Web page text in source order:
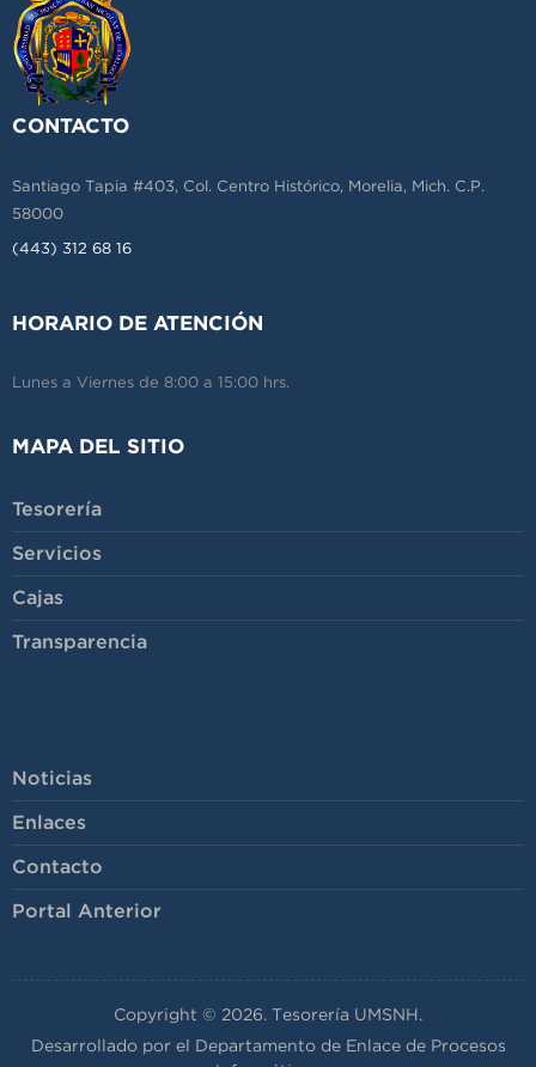
CONTACTO
Santiago Tapia #403, Col. Centro Histórico, Morelia, Mich. C.P.
58000
(443) 312 68 16
HORARIO DE ATENCIÓN
Lunes a Viernes de 8:00 a 15:00 hrs.
MAPA DEL SITIO
Tesorería
Servicios
Cajas
Transparencia
Noticias
Enlaces
Contacto
Portal Anterior
Copyright © 2026. Tesorería UMSNH.
Desarrollado por el Departamento de Enlace de Procesos